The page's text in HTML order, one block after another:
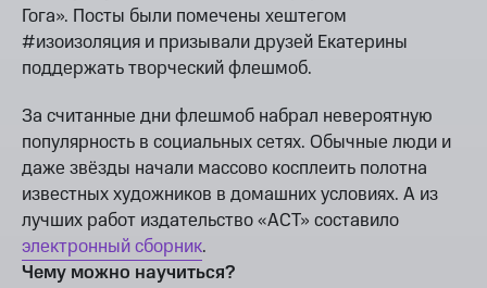
Гога». Посты были помечены хештегом
#изоизоляция и призывали друзей Екатерины
поддержать творческий флешмоб.
За считанные дни флешмоб набрал невероятную
популярность в социальных сетях. Обычные люди и
даже звёзды начали массово косплеить полотна
известных художников в домашних условиях. А из
лучших работ издательство «АСТ» составило
электронный сборник.
Чему можно научиться?